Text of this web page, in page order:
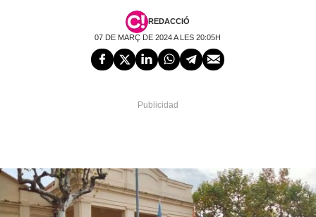
REDACCIÓ
07 DE MARÇ DE 2024 A LES 20:05H